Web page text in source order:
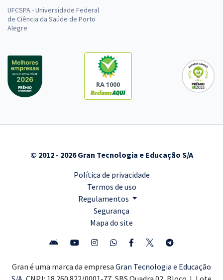
UFCSPA - Universidade Federal
de Ciência da Saúde de Porto
Alegre
RA 1000
© 2012 - 2026 Gran Tecnologia e Educação S/A
Política de privacidade
Termos de uso
Regulamentos
Segurança
Mapa do site
Gran é uma marca da empresa Gran Tecnologia e Educação